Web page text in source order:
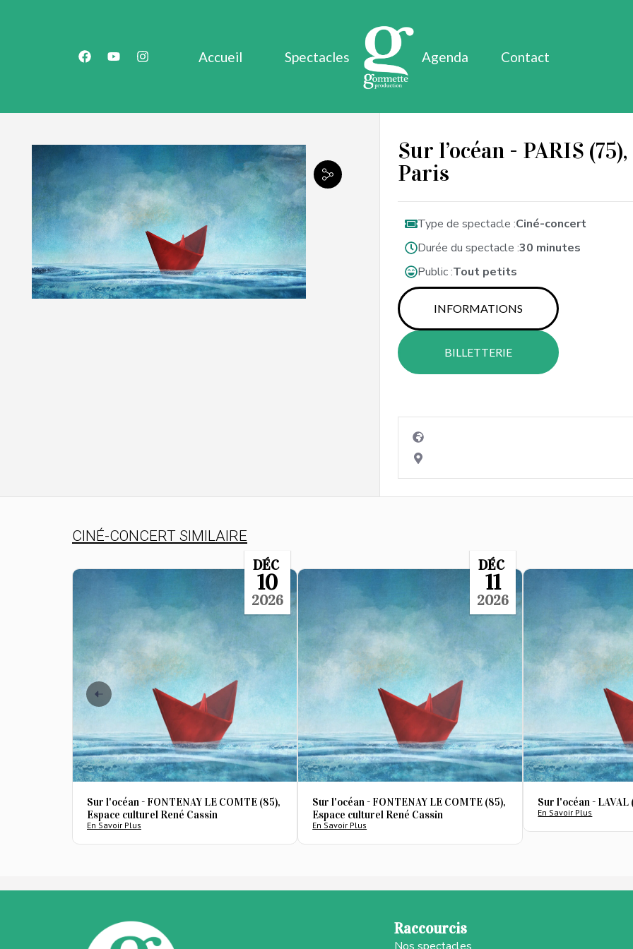
Accueil Spectacles Agenda Contact
Sur l’océan - PARIS
Paris
Type de spectacle :Ciné-concert
Durée du spectacle :30 minutes
Public :Tout petits
INFORMATIONS
BILLETTERIE
CINÉ-CONCERT SIMILAIRE
DÉC
10
2026
Sur l'océan - FONTENAY LE COMTE (85),
Espace culturel René Cassin
En Savoir Plus
DÉC
11
2026
Sur l'océan - FONTENAY LE COMTE (85),
Espace culturel René Cassin
En Savoir Plus
Sur l'océan -
En Savoir Plus
Raccourcis
Nos spectacles